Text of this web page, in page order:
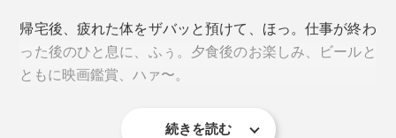
帰宅後、疲れた体をザバッと預けて、ほっ。仕事が終わ
った後のひと息に、ふぅ。夕食後のお楽しみ、ビールと
ともに映画鑑賞、ハァ〜。
続きを読む